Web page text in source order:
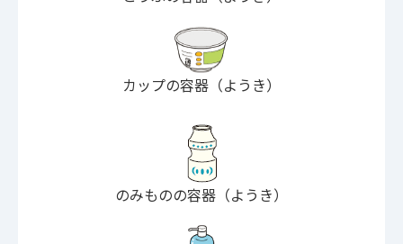
カップの容器（ようき）
のみものの容器（ようき）